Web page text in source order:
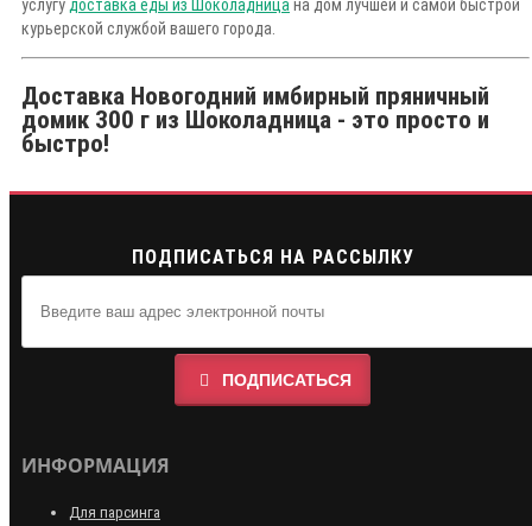
услугу доставка еды из Шоколадница на дом лучшей и самой быстрой
курьерской службой вашего города.
Доставка Новогодний имбирный пряничный
домик 300 г из Шоколадница - это просто и
быстро!
ПОДПИСАТЬСЯ НА РАССЫЛКУ
ПОДПИСАТЬСЯ
ИНФОРМАЦИЯ
Для парсинга